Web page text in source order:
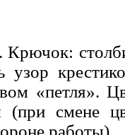
Крючок:
«петля».
смене
работы).